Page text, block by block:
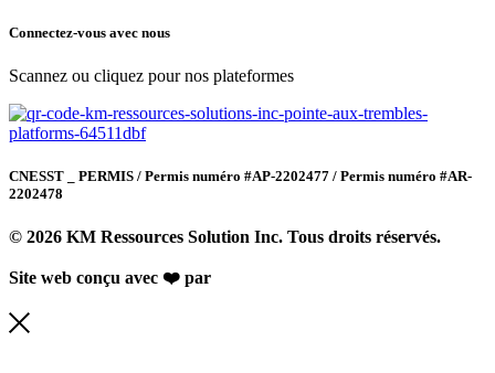
Connectez-vous avec nous
Scannez ou cliquez pour nos plateformes
CNESST _ PERMIS / Permis numéro #AP-2202477 / Permis numéro #AR-
2202478
© 2026 KM Ressources Solution Inc. Tous droits réservés.
Site web conçu avec ❤️ par